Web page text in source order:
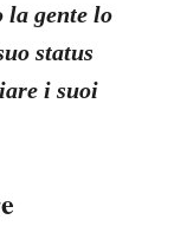
la gente lo
status
i suoi